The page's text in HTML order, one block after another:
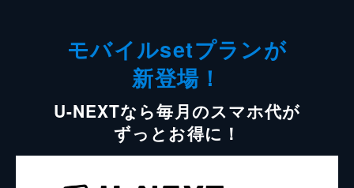
モバイルsetプランが
新登場！
U-NEXTなら毎月のスマホ代が
ずっとお得に！